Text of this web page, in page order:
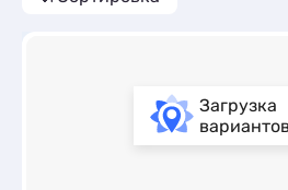
Загрузка